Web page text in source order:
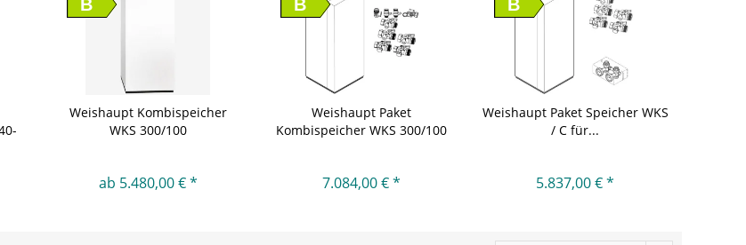
B
Weishaupt Kombispeicher
WKS 300/100
ab 5.480,00 € *
B
Weishaupt Paket
Kombispeicher WKS 300/100
7.084,00 € *
B
Weishaupt Paket Speicher WKS
/ C für...
5.837,00 € *